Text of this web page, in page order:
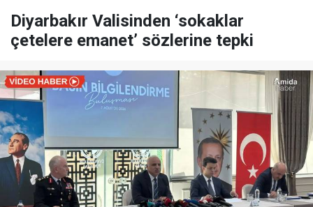
Diyarbakır Valisinden ‘sokaklar
çetelere emanet’ sözlerine tepki